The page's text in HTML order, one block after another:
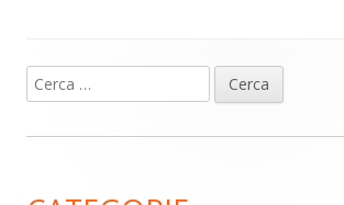
Barra
laterale
Ricerca
per: